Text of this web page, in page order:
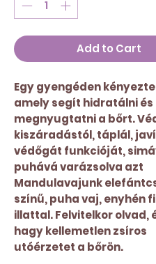
Add to Cart
Egy gyengéden
amely segít hidratálni és
megnyugtatni a bőrt.
kiszáradástól, táplál,
védőgát funkcióját,
puhává varázsolva azt
Mandulavajunk
színű, puha vaj, enyhén
illattal. Felvitelkor olvad,
hagy kellemetlen zsíros
utóérzetet a bőrön.